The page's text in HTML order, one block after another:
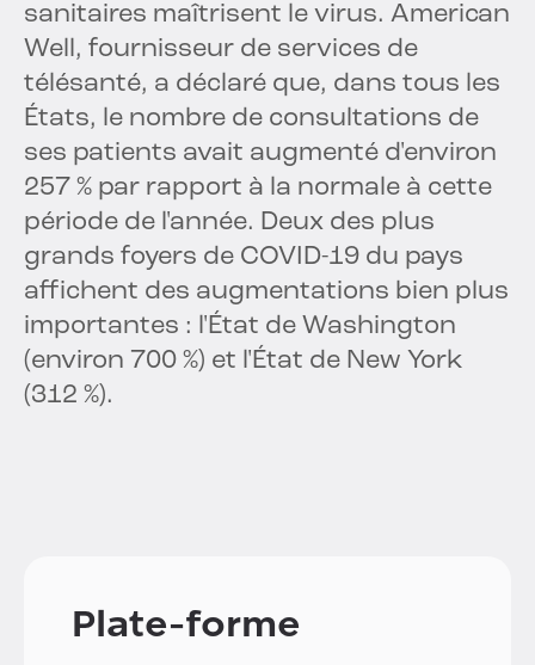
sanitaires maîtrisent le virus. American
Well, fournisseur de services de
télésanté, a déclaré que, dans tous les
États, le nombre de consultations de
ses patients avait augmenté d'environ
257 % par rapport à la normale à cette
période de l'année. Deux des plus
grands foyers de COVID-19 du pays
affichent des augmentations bien plus
importantes : l'État de Washington
(environ 700 %) et l'État de New York
(312 %).
Plate-forme